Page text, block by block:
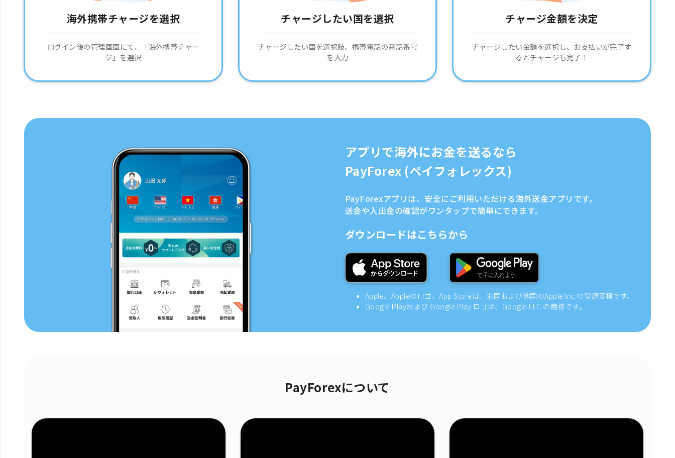
海外携帯チャージを選択
ログイン後の管理画面にて、「海外携帯チャー
ジ」を選択
チャージしたい国を選択
チャージしたい国を選択肢、携帯電話の電話番号
を入力
チャージ金額を決定
チャージしたい金額を選択し、お支払いが完了す
るとチャージも完了！
アプリで海外にお金を送るなら
PayForex (ペイフォレックス)
PayForexアプリは、安全にご利用いただける海外送金アプリです。
送金や入出金の確認がワンタップで簡単にできます。
ダウンロードはこちらから
Apple、Appleのロゴ、App Storeは、米国および他国のApple Inc.の登録商標です。
Google Playおよび Google Play ロゴは、Google LLC の商標です。
PayForexについて